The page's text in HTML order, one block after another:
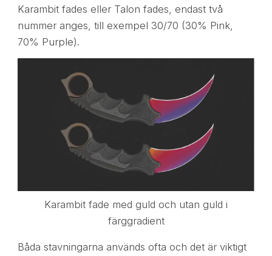
Karambit fades eller Talon fades, endast två
nummer anges, till exempel 30/70 (30% Pink,
70% Purple).
Karambit fade med guld och utan guld i
färggradient
Båda stavningarna används ofta och det är viktigt